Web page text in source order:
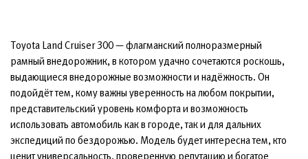
Toyota Land Cruiser 300 — флагманский полноразмерный
рамный внедорожник, в котором удачно сочетаются роскошь,
выдающиеся внедорожные возможности и надёжность. Он
подойдёт тем, кому важны уверенность на любом покрытии,
представительский уровень комфорта и возможность
использовать автомобиль как в городе, так и для дальних
экспедиций по бездорожью. Модель будет интересна тем, кто
ценит универсальность, проверенную репутацию и богатое